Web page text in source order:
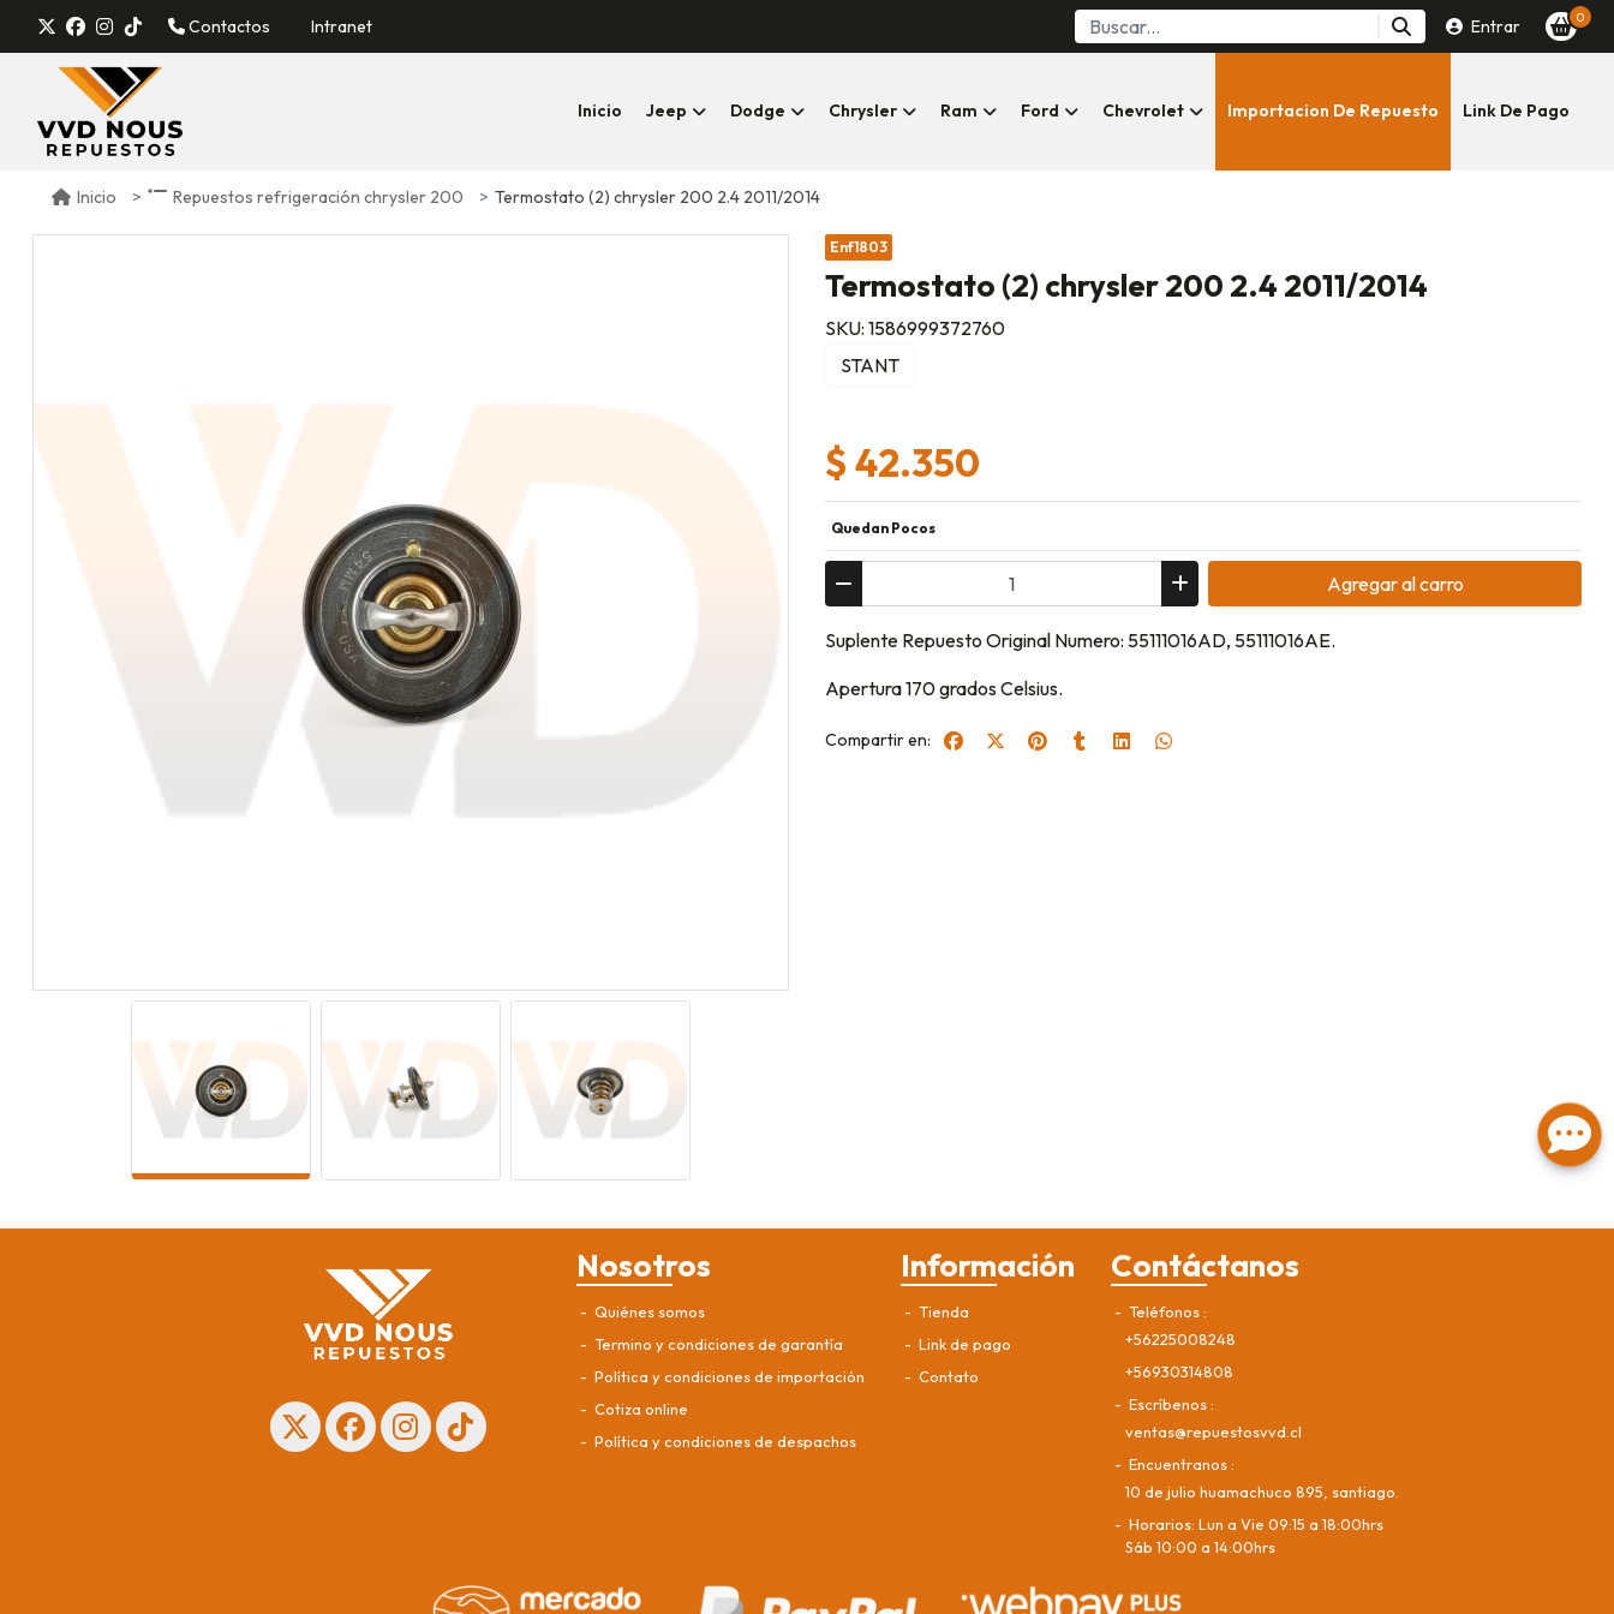
Contactos Intranet Entrar 0
Inicio Jeep Dodge Chrysler Ram Ford Chevrolet Importacion De Repuesto Link De Pago
Inicio Repuestos refrigeración chrysler 200 Termostato (2) chrysler 200 2.4 2011/2014
Enf1803
Termostato (2) chrysler 200 2.4 2011/2014
SKU: 1586999372760
STANT
$ 42.350
Quedan Pocos
Agregaral carro
Suplente Repuesto Original Numero: 55111016AD, 55111016AE.
Apertura 170 grados Celsius.
Compartir en:
Nosotros
Quiénes somos
Termino y condiciones de garantía
Política y condiciones de importación
Cotiza online
Política y condiciones de despachos
Información
Tienda
Link de pago
Contato
Contáctanos
Teléfonos
+56225008248
+56930314808
Escríbenos
ventas@repuestosvvd.cl
Encuentranos
10 de julio huamachuco 895, santiago.
Horarios: Lun a Vie 09:15 a 18:00hrs
Sáb 10:00 a 14:00hrs